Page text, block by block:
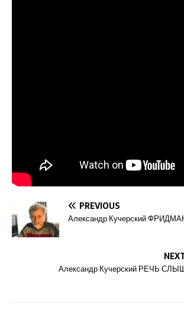
PREVIOUS
Александр Кучерский
Александр Кучерский РЕЧЬ